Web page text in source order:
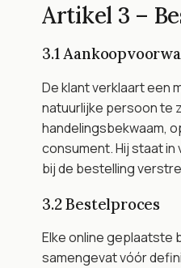
Artikel 3 –
3.1
De klant verklaart een
natuurlijke persoon te
handelingsbekwaam,
consument. Hij staat in
bij de bestelling
3.2 Bestelproces
Elke online geplaatste
samengevat vóór